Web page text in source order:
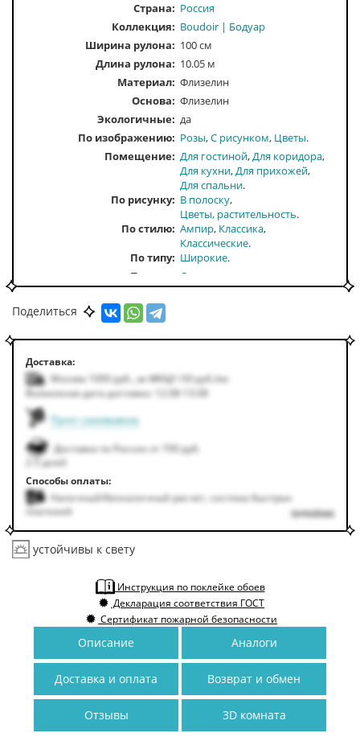
Страна: Россия
Коллекция: Boudoir | Бодуар
Ширина рулона: 100 см
Длина рулона: 10.05 м
Материал: Флизелин
Основа: Флизелин
Экологичные: да
По изображению
Розы С рисунком Цветы
Помещение Для гостиной Для коридора
Для кухни Для прихожей
Для спальни
По рисунку
В полоску
Цветы, растительность
По стилю Ампир Классика
Классические
По типу
Широкие
По тону
Светлые
Поделиться
Доставка:
Москва 1000руб. за МКАД +50руб. /км
Возможная дата доставки: 12.08-13.08
Пункт самовывоза
Доставка по России от 700 руб.
2-5 дней
Способы оплаты:
Наличный/безналичный расчет, система быстрых
платежей
подробнее
устойчивы к свету
Инструкция по поклейке обоев
Декларация соответствия ГОСТ
Сертификат пожарной безопасности
Описание Аналоги
Доставка и оплата Возврат и обмен
Отзывы 3D комната